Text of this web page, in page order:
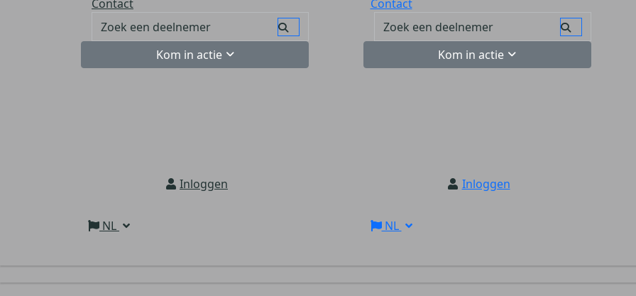
Contact
Kom in actie
Inloggen
NL
Contact
Kom in actie
Inloggen
NL